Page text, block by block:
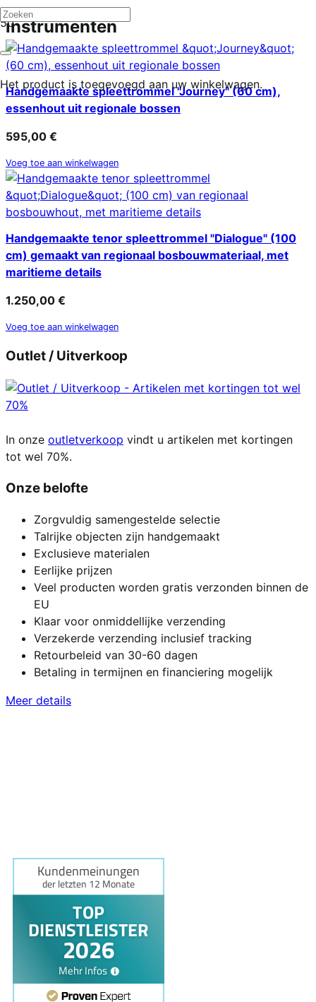
Het product is toegevoegd aan uw winkelwagen.
instrumenten
Handgemaakte spleettrommel "Journey" (60 cm),
essenhout uit regionale bossen
595,00 €
Voeg toe aan winkelwagen
Handgemaakte tenor spleettrommel "Dialogue" (100
cm) gemaakt van regionaal bosbouwmateriaal, met
maritieme details
1.250,00 €
Voeg toe aan winkelwagen
Outlet / Uitverkoop
In onze outletverkoop vindt u artikelen met kortingen
tot wel 70%.
Onze belofte
Zorgvuldig samengestelde selectie
Talrijke objecten zijn handgemaakt
Exclusieve materialen
Eerlijke prijzen
Veel producten worden gratis verzonden binnen de
EU
Klaar voor onmiddellijke verzending
Verzekerde verzending inclusief tracking
Retourbeleid van 30-60 dagen
Betaling in termijnen en financiering mogelijk
Meer details